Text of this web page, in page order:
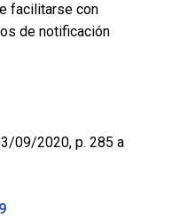
facilitarse con
de notificación
09/2020, p. 285 a